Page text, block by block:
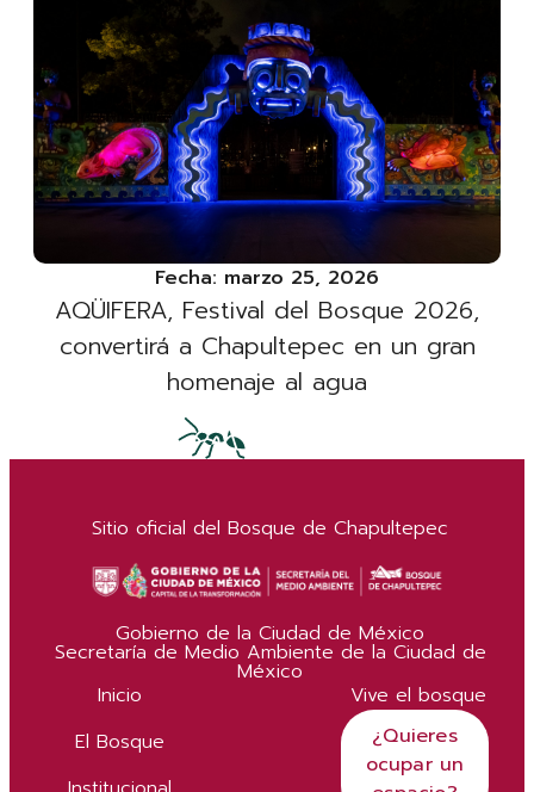
Fecha: marzo 25, 2026
AQÜIFERA, Festival del Bosque 2026,
convertirá a Chapultepec en un gran
homenaje al agua
Sitio oficial del Bosque de Chapultepec
Gobierno de la Ciudad de México
Secretaría de Medio Ambiente de la Ciudad de
México
Inicio
El Bosque
Vive el bosque
¿Quieres
ocupar un